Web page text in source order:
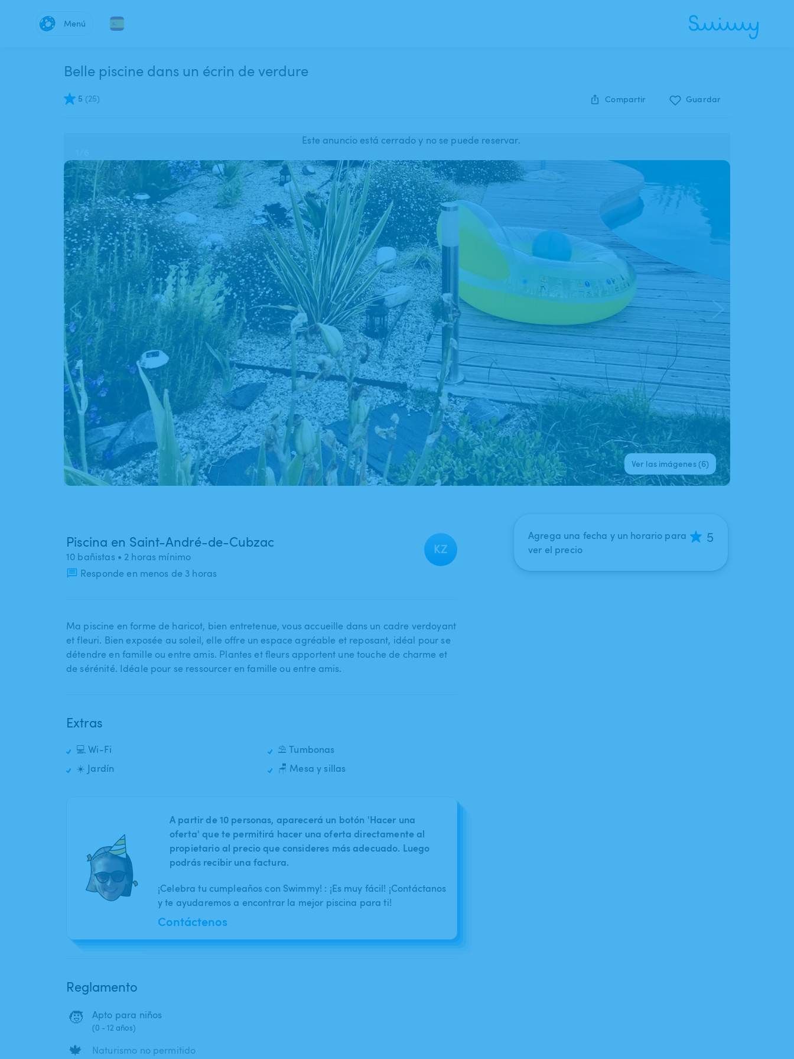
Menú
Belle piscine dans un écrin de verdure
5 (25) Compartir Guardar
Este anuncio está cerrado y no se puede reservar.
Ver las imágenes (6)
Piscina en Saint-André-de-Cubzac
10 bañistas • 2 horas mínimo
Responde en menos de 3 horas
KZ
Ma piscine en forme de haricot​,​ bien entretenue​,​ vous accueille dans un cadre verdoyant
et fleuri. Bien exposée au soleil​,​ elle offre un espace agréable et reposant​,​ idéal pour se
détendre en famille ou entre amis. Plantes et fleurs apportent une touche de charme et
de sérénité. Idéale pour se ressourcer en famille ou entre amis.
Extras
💻 Wi-Fi
☀️ Jardín
⛱️ Tumbonas
🪑 Mesa y sillas
A partir de 10 personas, aparecerá un botón 'Hacer una
oferta' que te permitirá hacer una oferta directamente al
propietario al precio que consideres más adecuado. Luego
podrás recibir una factura.
¡Celebra tu cumpleaños con Swimmy! : ¡Es muy fácil! ¡Contáctanos
y te ayudaremos a encontrar la mejor piscina para ti!
Contáctenos
Reglamento
🧒 Apto para niños
(0 - 12 años)
🍁 Naturismo no permitido
Agrega una fecha y un horario para
ver el precio
5